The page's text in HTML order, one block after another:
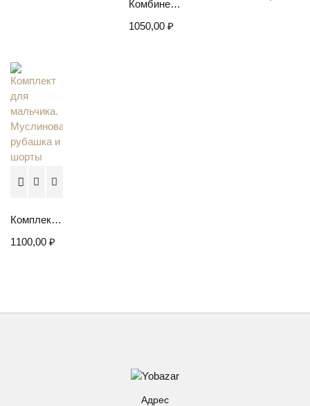
Комбинезон хлопковый с капюшоном
1050,00₽
Комплект для мальчика. Муслиновая рубашка и шорты
1100,00 ₽
Адрес